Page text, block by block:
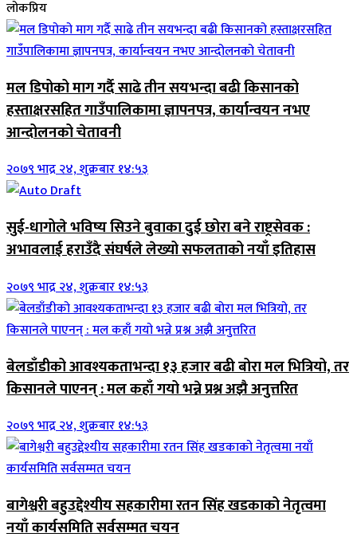
लोकप्रिय
मल डिपोको माग गर्दै साढे तीन सयभन्दा बढी किसानको
हस्ताक्षरसहित गाउँपालिकामा ज्ञापनपत्र, कार्यान्वयन नभए
आन्दोलनको चेतावनी
२०७९ भाद्र २४, शुक्रबार १४:५३
सुई-धागोले भविष्य सिउने बुवाका दुई छोरा बने राष्ट्रसेवक :
अभावलाई हराउँदै संघर्षले लेख्यो सफलताको नयाँ इतिहास
२०७९ भाद्र २४, शुक्रबार १४:५३
बेलडाँडीको आवश्यकताभन्दा १३ हजार बढी बोरा मल भित्रियो, तर
किसानले पाएनन् : मल कहाँ गयो भन्ने प्रश्न अझै अनुत्तरित
२०७९ भाद्र २४, शुक्रबार १४:५३
बागेश्वरी बहुउद्देश्यीय सहकारीमा रतन सिंह खडकाको नेतृत्वमा
नयाँ कार्यसमिति सर्वसम्मत चयन